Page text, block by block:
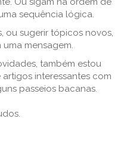
sequência lógica.
ou sugerir tópicos novos,
uma mensagem.
também estou
interessantes com
passeios bacanas.